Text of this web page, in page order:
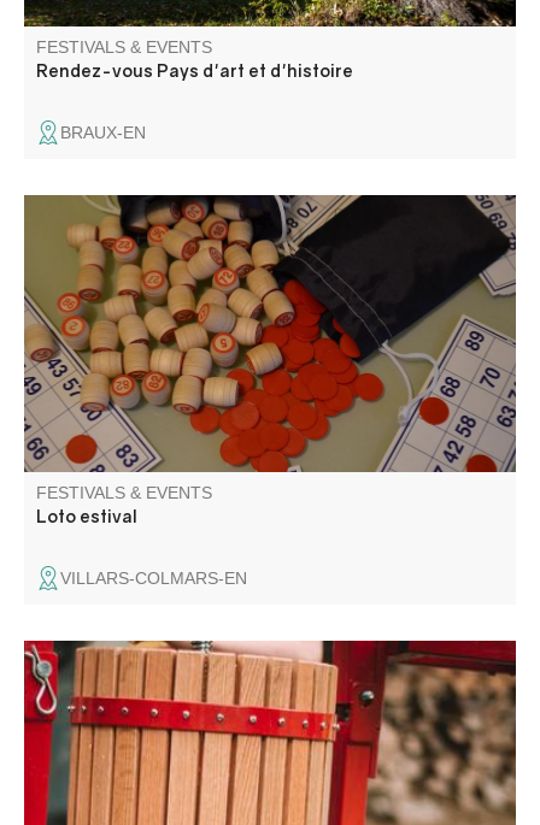
FESTIVALS & EVENTS
Rendez-vous Pays d'art et d'histoire
BRAUX-EN
Organized by Villars Animations . Many prizes to be won
FESTIVALS & EVENTS
Loto estival
VILLARS-COLMARS-EN
Une journée pour broyer, presser, pasteuriser, échanger,
et partager sans modération !